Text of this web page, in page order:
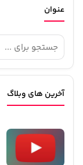
عنوان
آخرین های وبلاگ